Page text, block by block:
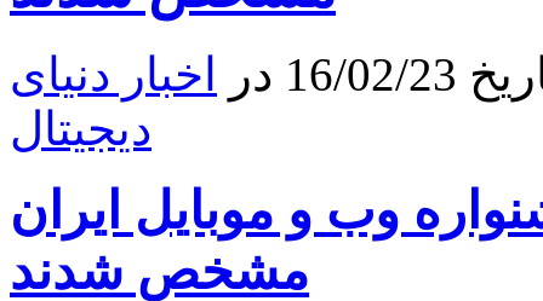
در
اخبار دنیای
دیجیتال
وب و موبایل ایران
مشخص شدند